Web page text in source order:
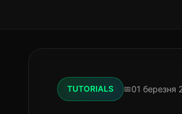
TUTORIALS 01 березня